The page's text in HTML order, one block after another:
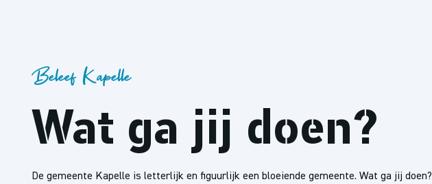
Beleef Kapelle
Wat ga jij doen?
De gemeente Kapelle is letterlijk en figuurlijk een bloeiende gemeente. Wat ga jij doen?